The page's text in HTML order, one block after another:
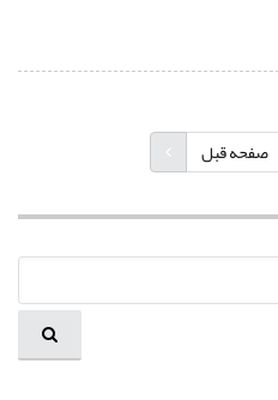
صفحه قبل
(current)